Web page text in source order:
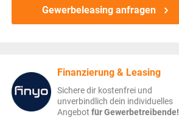
Gewerbeleasing anfragen
Finanzierung & Leasing
Sichere dir kostenfrei und
unverbindlich dein individuelles
Angebotfür Gewerbetreibende!